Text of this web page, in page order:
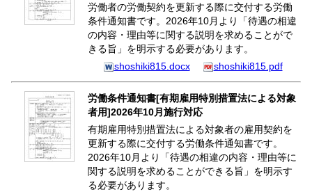
労働者の労働契約を更新する際に交付する労働
条件通知書です。2026年10月より「待遇の相違
の内容・理由等に関する説明を求めることがで
きる旨」を明示する必要があります。
shoshiki815.docx
shoshiki815.pdf
労働条件通知書[有期雇用特別措置法による対象
者用]2026年10月施行対応
有期雇用特別措置法による対象者の雇用契約を
更新する際に交付する労働条件通知書です。
2026年10月より「待遇の相違の内容・理由等に
関する説明を求めることができる旨」を明示す
る必要があります。